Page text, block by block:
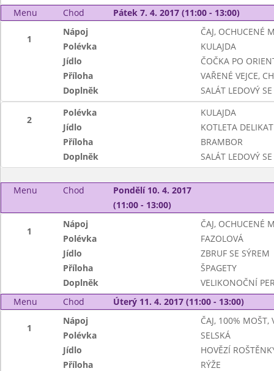
Menu
Chod Pátek 7. 4. 2017 (11:00 - 13:00)
1
Nápoj
ČAJ, OCHUCENÉ
Polévka
KULAJDA
Jídlo
ČOČKA PO
Příloha
VAŘENÉ VEJCE,
Doplněk
SALÁT LEDOVÝ
2
Polévka
KULAJDA
Jídlo
KOTLETA
Příloha
BRAMBOR
Doplněk
SALÁT LEDOVÝ
Menu Chod
Pondělí 10. 4. 2017
(11:00 - 13:00)
1
Nápoj
ČAJ, OCHUCENÉ
Polévka
FAZOLOVÁ
Jídlo
ZBRUF SE SÝREM
Příloha
ŠPAGETY
Doplněk
VELIKONOČNÍ
Menu
Chod Úterý 11. 4. 2017 (11:00 - 13:00)
1
Nápoj
ČAJ, 100% MOŠT,
Polévka
SELSKÁ
Jídlo
HOVĚZÍ
Příloha
RÝŽE